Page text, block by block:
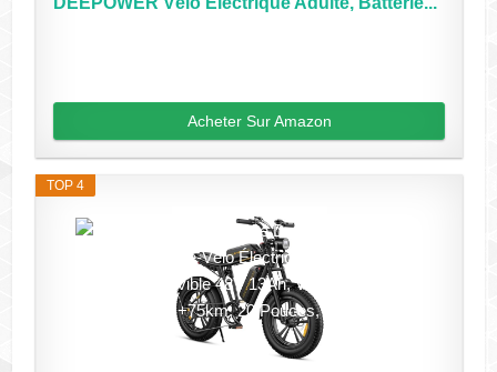
Acheter Sur Amazon
TOP 4